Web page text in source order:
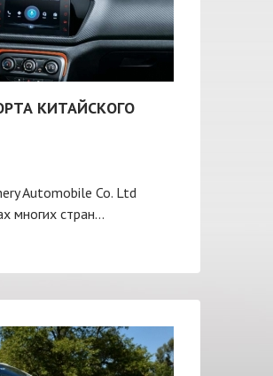
КИТАЙСКОГО
Automobile Co. Ltd
многих стран...